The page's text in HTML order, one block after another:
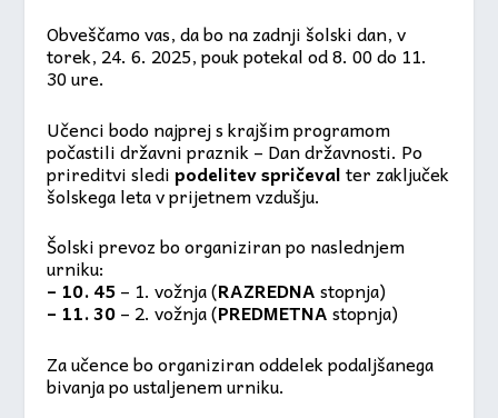
Obveščamo vas, da bo na zadnji šolski dan, v
torek, 24. 6. 2025, pouk potekal od 8. 00 do 11.
30 ure.
Učenci bodo najprej s krajšim programom
počastili državni praznik – Dan državnosti. Po
prireditvi sledipodelitev spričevalter zaključek
šolskega leta v prijetnem vzdušju.
Šolski prevoz bo organiziran po naslednjem
urniku:
– 10. 45– 1. vožnja (RAZREDNAstopnja)
– 11. 30– 2. vožnja (PREDMETNAstopnja)
Za učence bo organiziran oddelek podaljšanega
bivanja po ustaljenem urniku.